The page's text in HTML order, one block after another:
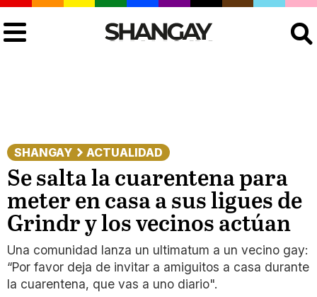
SHANGAY ACTUALIDAD
Se salta la cuarentena para
meter en casa a sus ligues de
Grindr y los vecinos actúan
Una comunidad lanza un ultimatum a un vecino gay:
“Por favor deja de invitar a amiguitos a casa durante
la cuarentena, que vas a uno diario".